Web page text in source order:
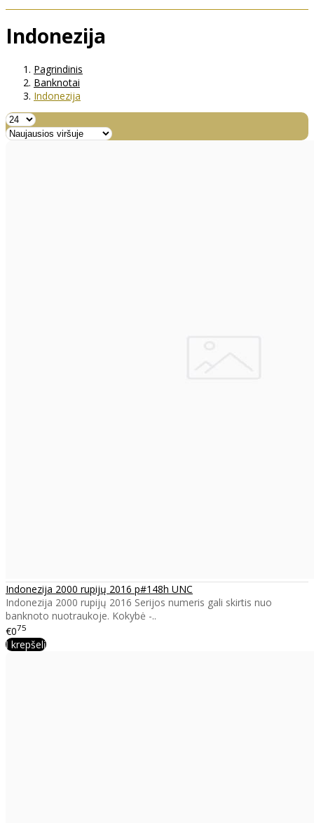
Indonezija
Pagrindinis
Banknotai
Indonezija
Indonezija 2000 rupijų 2016 p#148h UNC
Indonezija 2000 rupijų 2016 Serijos numeris gali skirtis nuo
banknoto nuotraukoje. Kokybė -..
€075
Į krepšelį